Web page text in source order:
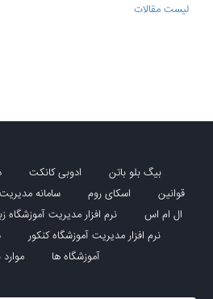
لیست مقالات
بیگ بلو باتن ادوبی کانکت
قوانین
اسکای روم
سامانه
ال ام اس
نرم افزار مدیریت آموزشگاه
نرم افزار مدیریت آموزشگاه کنکور
آموزشگاه ها